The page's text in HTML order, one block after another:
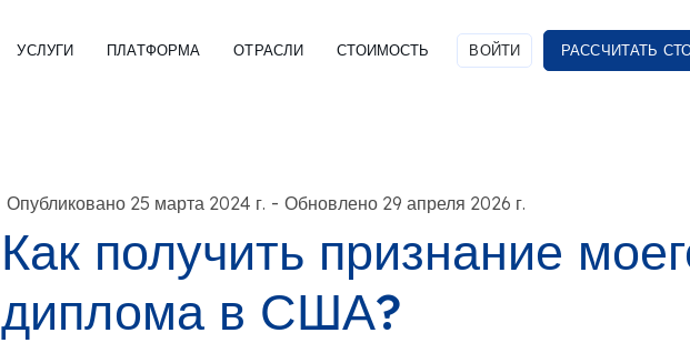
УСЛУГИ ПЛАТФОРМА ОТРАСЛИ СТОИМОСТЬ ВОЙТИ РАССЧИТАТЬ
Опубликовано 25 марта 2024 г. - Обновлено 29 апреля 2026 г.
Как получить признание
диплома в США?